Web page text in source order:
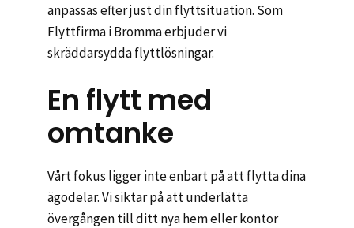
anpassas efter just din flyttsituation. Som
Flyttfirma i Bromma erbjuder vi
skräddarsydda flyttlösningar.
En flytt med
omtanke
Vårt fokus ligger inte enbart på att flytta dina
ägodelar. Vi siktar på att underlätta
övergången till ditt nya hem eller kontor